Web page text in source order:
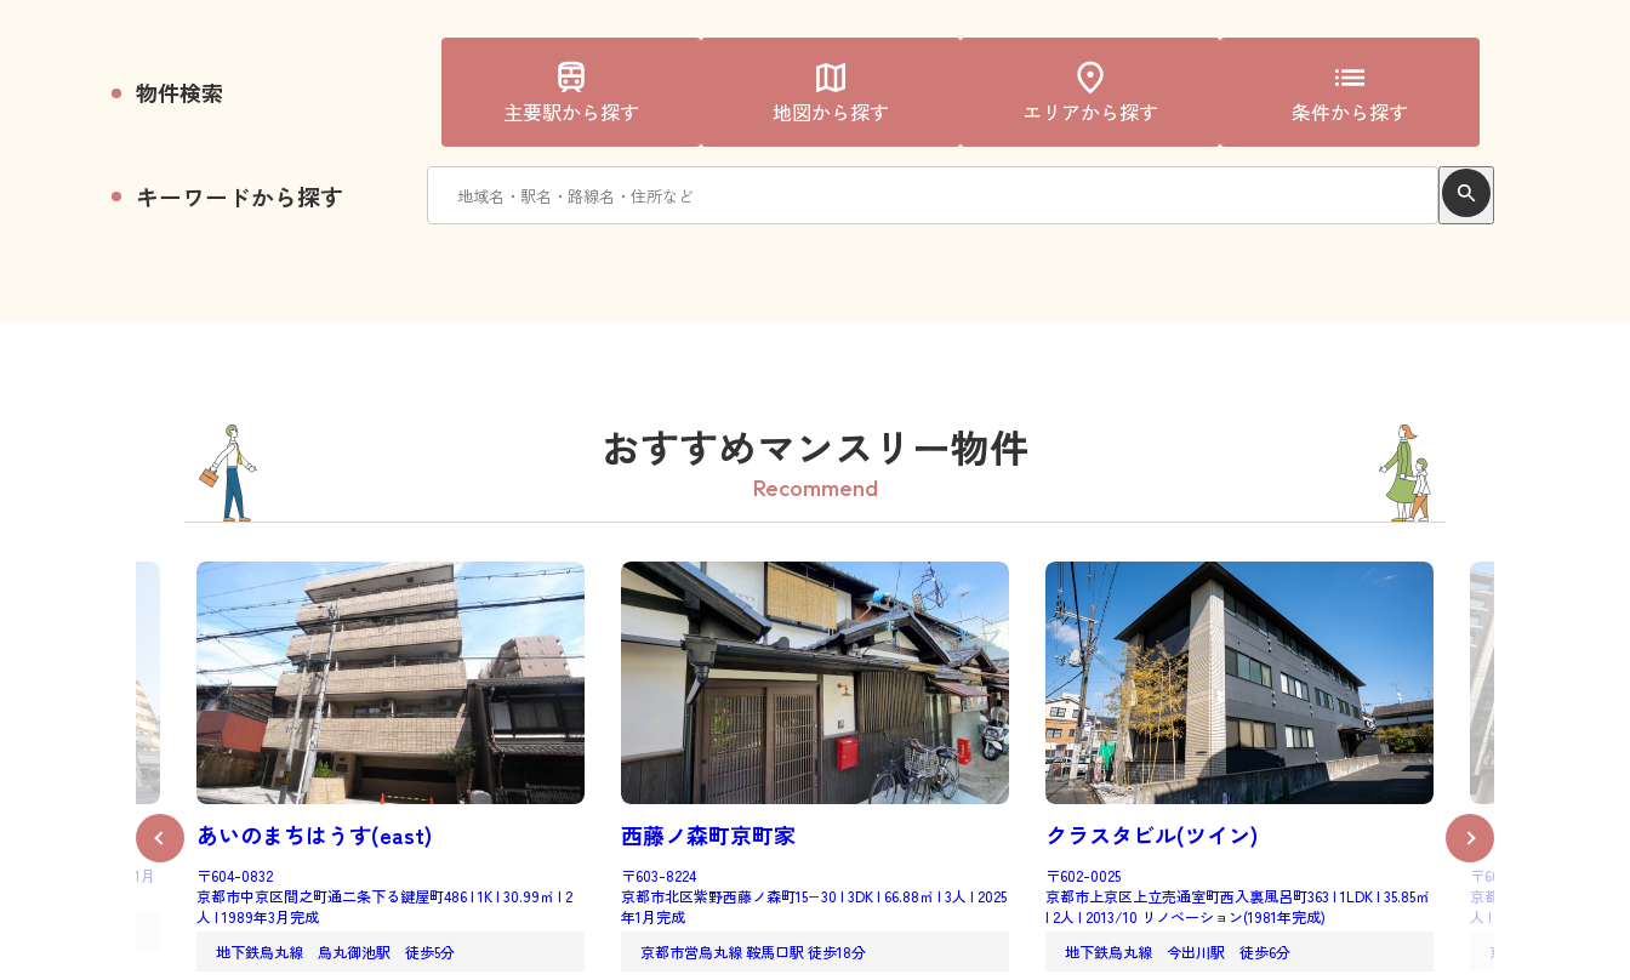
物件検索
主要駅から探す 地図から探す エリアから探す 条件から探す
キーワードから探す
おすすめマンスリー物件
Recommend
㎡ | 2人 | 2006年1月
あいのまちはうす(east)
〒604-0832
京都市中京区間之町通二条下る鍵屋町486 | 1K | 30.99㎡ | 2
人 | 1989年3月完成
地下鉄烏丸線 烏丸御池駅 徒歩5分
西藤ノ森町京町家
〒603-8224
京都市北区紫野西藤ノ森町15−30 | 3DK | 66.88㎡ | 3人 | 2025
年1月完成
京都市営烏丸線 鞍馬口駅 徒歩18分
クラスタビル(ツイン)
〒602-0025
京都市上京区上立売通室町西入裏風呂町363 | 1LDK | 35.85㎡
| 2人 | 2013/10 リノベーション(1981年完成)
地下鉄烏丸線 今出川駅 徒歩6分
エスリード京都
〒600-8028
京都市下京区寺町通松
人 | 1996年5月完成
京阪電車本線 清水